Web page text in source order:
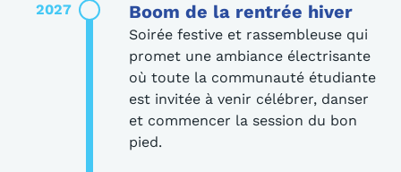
2027 Boom de la rentrée hiver
Soirée festive et rassembleuse qui
promet une ambiance électrisante
où toute la communauté étudiante
est invitée à venir célébrer, danser
et commencer la session du bon
pied.